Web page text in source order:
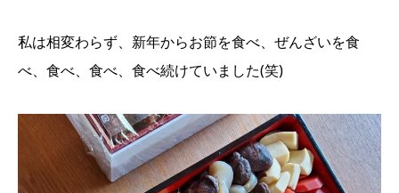
私は相変わらず、新年からお節を食べ、ぜんざいを食
べ、食べ、食べ、食べ続けていました(笑)